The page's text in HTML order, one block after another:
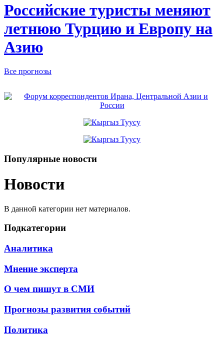
Российские туристы меняют
летнюю Турцию и Европу на
Азию
Все прогнозы
Популярные новости
Новости
В данной категории нет материалов.
Подкатегории
Аналитика
Мнение эксперта
О чем пишут в СМИ
Прогнозы развития событий
Политика